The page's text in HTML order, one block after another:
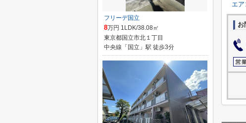
エア
お
フリーデ国立
8万円 1LDK/38.08㎡
東京都国立市北１丁目
中央線「国立」駅 徒歩3分